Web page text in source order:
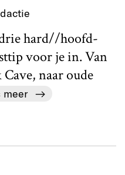
hard//hoofd-
voor je in. Van
naar oude
meer